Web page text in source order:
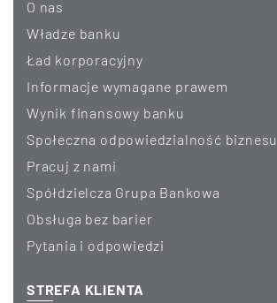
O nas
Władze banku
Ład korporacyjny
informacje wymagane prawem
wynik finansowy banku
Społeczna odpowiedzialność biznesu
Pracuj z nami
Spółdzielcza Grupa Bankowa
Obsługa bez barier
Pytania i odpowiedzi
STREFA KLIENTA